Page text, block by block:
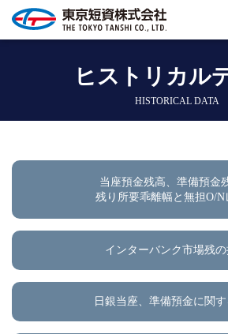
ヒストリカル
HISTORICAL DATA
当座預金残高、準備預金
残り所要乖離幅と無担O/N
インターバンク市場残の
日銀当座、準備預金に関